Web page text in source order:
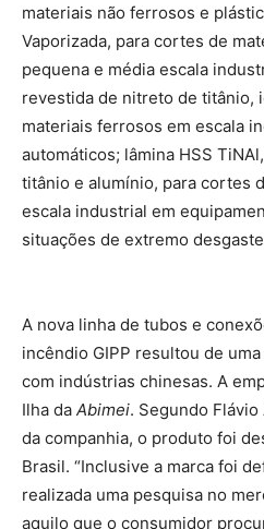
materiais não ferrosos e
Vaporizada, para cortes de
pequena e média escala
revestida de nitreto de titânio,
materiais ferrosos em escala
automáticos; lâmina HSS
titânio e alumínio, para cortes
escala industrial em
situações de extremo
A nova linha de tubos e
incêndio GIPP resultou de
com indústrias chinesas. A
Ilha da Abimei. Segundo
da companhia, o produto foi
Brasil. “Inclusive a marca foi
realizada uma pesquisa no
aquilo que o consumidor